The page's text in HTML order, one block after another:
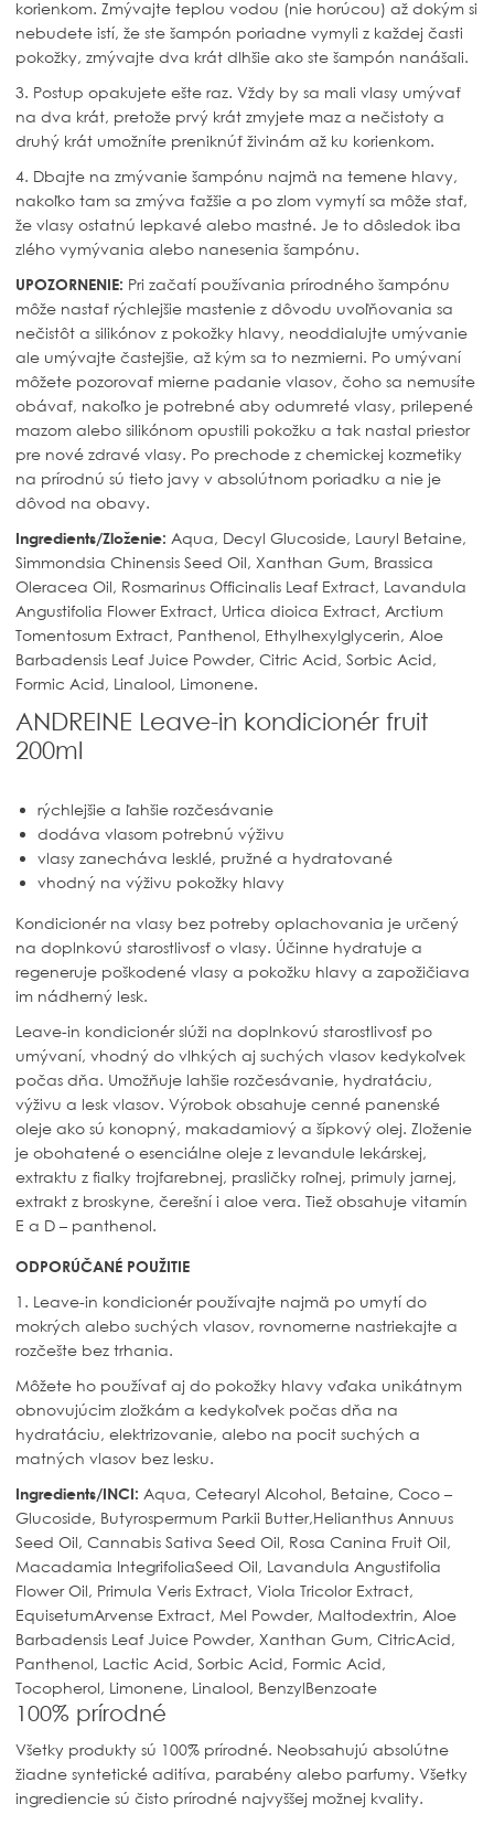
korienkom. Zmývajte teplou vodou (nie horúcou) až dokým si
nebudete istí, že ste šampón poriadne vymyli z každej časti
pokožky, zmývajte dva krát dlhšie ako ste šampón nanášali.
3. Postup opakujete ešte raz. Vždy by sa mali vlasy umývať
na dva krát, pretože prvý krát zmyjete maz a nečistoty a
druhý krát umožníte preniknúť živinám až ku korienkom.
4. Dbajte na zmývanie šampónu najmä na temene hlavy,
nakoľko tam sa zmýva ťažšie a po zlom vymytí sa môže stať,
že vlasy ostatnú lepkavé alebo mastné. Je to dôsledok iba
zlého vymývania alebo nanesenia šampónu.
UPOZORNENIE: Pri začatí používania prírodného šampónu
môže nastať rýchlejšie mastenie z dôvodu uvoľňovania sa
nečistôt a silikónov z pokožky hlavy, neoddialujte umývanie
ale umývajte častejšie, až kým sa to nezmierni. Po umývaní
môžete pozorovať mierne padanie vlasov, čoho sa nemusíte
obávať, nakoľko je potrebné aby odumreté vlasy, prilepené
mazom alebo silikónom opustili pokožku a tak nastal priestor
pre nové zdravé vlasy. Po prechode z chemickej kozmetiky
na prírodnú sú tieto javy v absolútnom poriadku a nie je
dôvod na obavy.
Ingredients/Zloženie: Aqua, Decyl Glucoside, Lauryl Betaine,
Simmondsia Chinensis Seed Oil, Xanthan Gum, Brassica
Oleracea Oil, Rosmarinus Officinalis Leaf Extract, Lavandula
Angustifolia Flower Extract, Urtica dioica Extract, Arctium
Tomentosum Extract, Panthenol, Ethylhexylglycerin, Aloe
Barbadensis Leaf Juice Powder, Citric Acid, Sorbic Acid,
Formic Acid, Linalool, Limonene.
ANDREINE Leave-in kondicionér fruit
200ml
rýchlejšie a ľahšie rozčesávanie
dodáva vlasom potrebnú výživu
vlasy zanecháva lesklé, pružné a hydratované
vhodný na výživu pokožky hlavy
Kondicionér na vlasy bez potreby oplachovania je určený
na doplnkovú starostlivosť o vlasy. Účinne hydratuje a
regeneruje poškodené vlasy a pokožku hlavy a zapožičiava
im nádherný lesk.
Leave-in kondicionér slúži na doplnkovú starostlivosť po
umývaní, vhodný do vlhkých aj suchých vlasov kedykoľvek
počas dňa. Umožňuje lahšie rozčesávanie, hydratáciu,
výživu a lesk vlasov. Výrobok obsahuje cenné panenské
oleje ako sú konopný, makadamiový a šípkový olej. Zloženie
je obohatené o esenciálne oleje z levandule lekárskej,
extraktu z fialky trojfarebnej, prasličky roľnej, primuly jarnej,
extrakt z broskyne, čerešní i aloe vera. Tiež obsahuje vitamín
E a D – panthenol.
ODPORÚČANÉ POUŽITIE
1. Leave-in kondicionér používajte najmä po umytí do
mokrých alebo suchých vlasov, rovnomerne nastriekajte a
rozčešte bez trhania.
Môžete ho používať aj do pokožky hlavy vďaka unikátnym
obnovujúcim zložkám a kedykoľvek počas dňa na
hydratáciu, elektrizovanie, alebo na pocit suchých a
matných vlasov bez lesku.
Ingredients/INCI: Aqua, Cetearyl Alcohol, Betaine, Coco –
Glucoside, Butyrospermum Parkii Butter,Helianthus Annuus
Seed Oil, Cannabis Sativa Seed Oil, Rosa Canina Fruit Oil,
Macadamia IntegrifoliaSeed Oil, Lavandula Angustifolia
Flower Oil, Primula Veris Extract, Viola Tricolor Extract,
EquisetumArvense Extract, Mel Powder, Maltodextrin, Aloe
Barbadensis Leaf Juice Powder, Xanthan Gum, CitricAcid,
Panthenol, Lactic Acid, Sorbic Acid, Formic Acid,
Tocopherol, Limonene, Linalool, BenzylBenzoate
100% prírodné
Všetky produkty sú 100% prírodné. Neobsahujú absolútne
žiadne syntetické aditíva, parabény alebo parfumy. Všetky
ingrediencie sú čisto prírodné najvyššej možnej kvality.